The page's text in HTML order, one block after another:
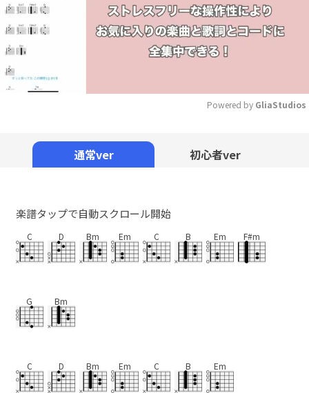
Powered by GliaStudios
通常ver 初心者ver
楽譜タップで自動スクロール開始
C D Bm Em C B Em F#m
G Bm
C D Bm Em C B Em